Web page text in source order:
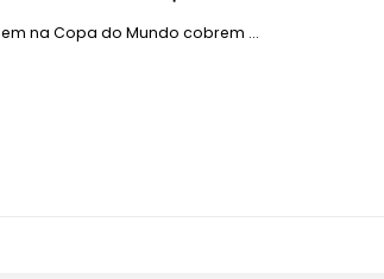
na Copa do Mundo cobrem …